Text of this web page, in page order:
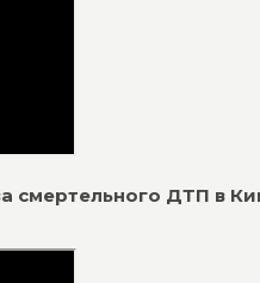
смертельного ДТП в